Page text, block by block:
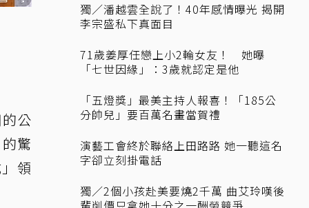
公
驚
領
獨／潘越雲全說了！40年感情曝光 揭開
李宗盛私下真面目
71歲姜厚任戀上小2輪女友！ 她曝
「七世因緣」：3歲就認定是他
「五燈獎」最美主持人報喜！「185公
分帥兒」要百萬名畫當賀禮
演藝工會終於聯絡上田路路 她一聽這名
字卻立刻掛電話
獨／2個小孩赴美要燒2千萬 曲艾玲嘆後